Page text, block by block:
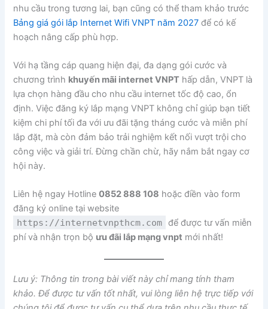
nhu cầu trong tương lai, bạn cũng có thể tham khảo trước
Bảng giá gói lắp Internet Wifi VNPT năm 2027 để có kế
hoạch nâng cấp phù hợp.
Với hạ tầng cáp quang hiện đại, đa dạng gói cước và
chương trình khuyến mãi internet VNPT hấp dẫn, VNPT là
lựa chọn hàng đầu cho nhu cầu internet tốc độ cao, ổn
định. Việc đăng ký lắp mạng VNPT không chỉ giúp bạn tiết
kiệm chi phí tối đa với ưu đãi tặng tháng cước và miễn phí
lắp đặt, mà còn đảm bảo trải nghiệm kết nối vượt trội cho
công việc và giải trí. Đừng chần chừ, hãy nắm bắt ngay cơ
hội này.
Liên hệ ngay Hotline0852 888 108 hoặc điền vào form
đăng ký online tại website
https://internetvnpthcm.com để được tư vấn miễn
phí và nhận trọn bộ ưu đãi lắp mạng vnpt mới nhất!
Lưu ý: Thông tin trong bài viết này chỉ mang tính tham
khảo. Để được tư vấn tốt nhất, vui lòng liên hệ trực tiếp với